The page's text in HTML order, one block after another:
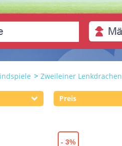
Zweileiner Lenkdrachen
Preis
- 3%